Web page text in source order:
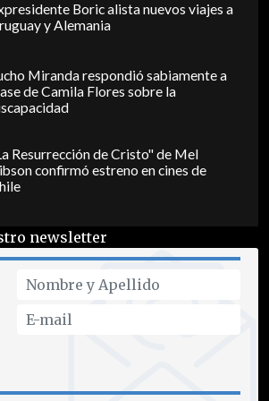
Boric alista nuevos viajes a
y Alemania
Miranda respondió sabiamente a
de Camila Flores sobre la
Resurrección de Cristo" de Mel
confirmó estreno en cines de
newsletter